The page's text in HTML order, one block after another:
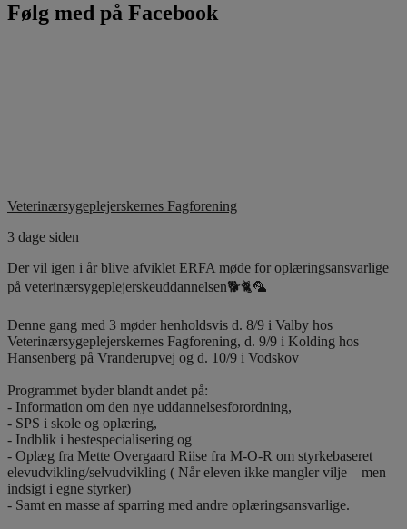
Følg med på Facebook
Veterinærsygeplejerskernes Fagforening
3 dage siden
Der vil igen i år blive afviklet ERFA møde for oplæringsansvarlige
på veterinærsygeplejerskeuddannelsen🐕🐈🦜
Denne gang med 3 møder henholdsvis d. 8/9 i Valby hos
Veterinærsygeplejerskernes Fagforening, d. 9/9 i Kolding hos
Hansenberg på Vranderupvej og d. 10/9 i Vodskov
Programmet byder blandt andet på:
- Information om den nye uddannelsesforordning,
- SPS i skole og oplæring,
- Indblik i hestespecialisering og
- Oplæg fra Mette Overgaard Riise fra M-O-R om styrkebaseret
elevudvikling/selvudvikling ( Når eleven ikke mangler vilje – men
indsigt i egne styrker)
- Samt en masse af sparring med andre oplæringsansvarlige.